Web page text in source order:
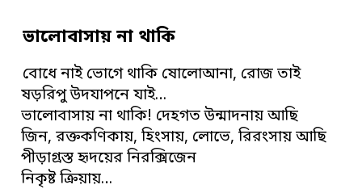
ভালোবাসায় না থাকি
বোধে নাই ভোগে থাকি ষোলোআনা, রোজ তাই
ষড়রিপু উদযাপনে যাই…
ভালোবাসায় না থাকি! দেহগত উন্মাদনায় আছি
জিন, রক্তকণিকায়, হিংসায়, লোভে, রিরংসায় আছি
পীড়াগ্রস্ত হৃদয়ের নিরক্সিজেন
নিকৃষ্ট ক্রিয়ায়…